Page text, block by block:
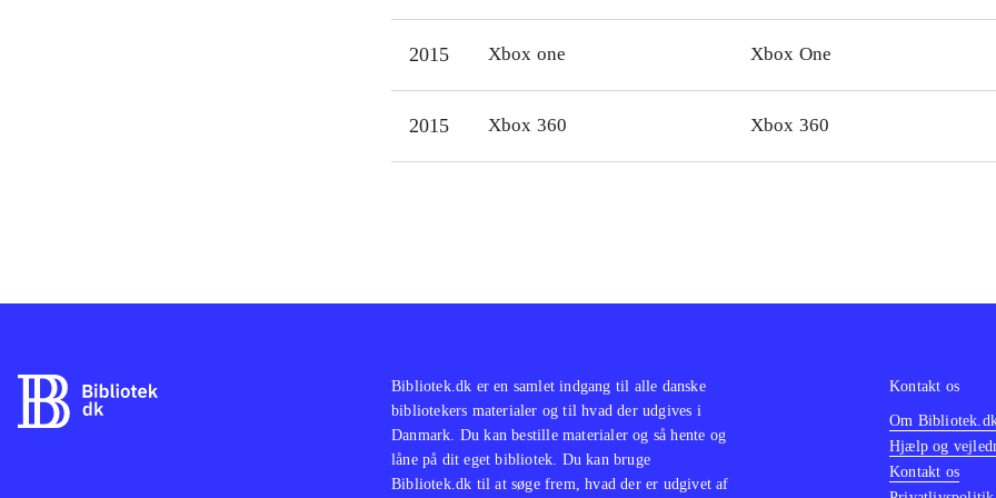
problemer spilles af børn fra 10 år
.
Spillet er inspireret af tidligere versioner af Dragonball-spil, fx
ultimate tenkaichi
2015 Xbox one Xbox One
2015 Xbox 360 Xbox 360
Bibliotek.dk er en samlet indgang til alle danske
bibliotekers materialer og til hvad der udgives i
Danmark. Du kan bestille materialer og så hente og
låne på dit eget bibliotek. Du kan bruge
Bibliotek.dk til at søge frem, hvad der er udgivet af
Kontakt os
Om
Hjælp og
Kontakt os